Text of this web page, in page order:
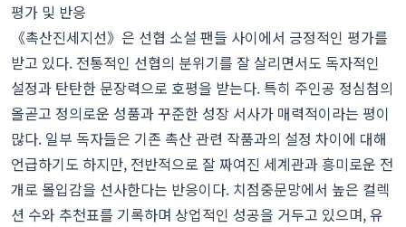
평가 및 반응
《촉산진세지선》은 선협 소설 팬들 사이에서 긍정적인 평가를
받고 있다. 전통적인 선협의 분위기를 잘 살리면서도 독자적인
설정과 탄탄한 문장력으로 호평을 받는다. 특히 주인공 정심첨의
올곧고 정의로운 성품과 꾸준한 성장 서사가 매력적이라는 평이
많다. 일부 독자들은 기존 촉산 관련 작품과의 설정 차이에 대해
언급하기도 하지만, 전반적으로 잘 짜여진 세계관과 흥미로운 전
개로 몰입감을 선사한다는 반응이다. 치점중문망에서 높은 컬렉
션 수와 추천표를 기록하며 상업적인 성공을 거두고 있으며, 유